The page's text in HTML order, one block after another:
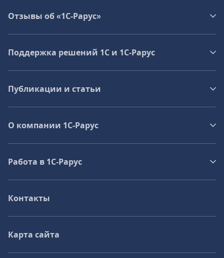
Отзывы об «1С-Рарус»
Поддержка решений 1С и 1С‑Рарус
Публикации и статьи
О компании 1C-Рарус
Работа в 1С‑Рарус
Контакты
Карта сайта